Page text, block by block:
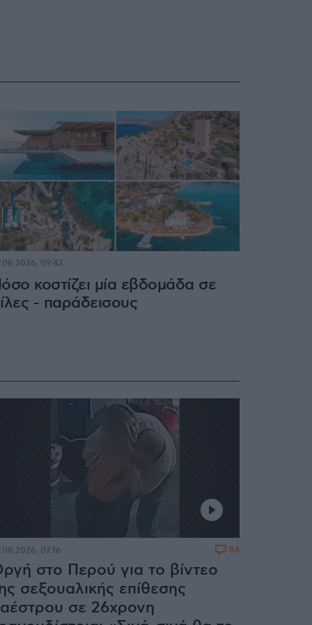
κοστίζει μία εβδομάδα σε
- παράδεισους
09:43
στο Περού για το βίντεο
σεξουαλικής επίθεσης
σε 26χρονη
07:16 84